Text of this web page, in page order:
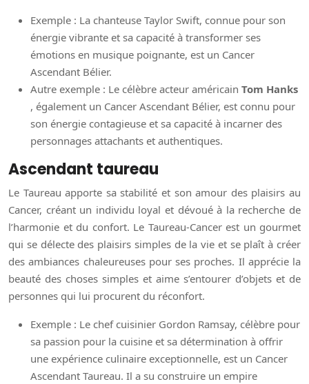
Exemple : La chanteuse Taylor Swift, connue pour son
énergie vibrante et sa capacité à transformer ses
émotions en musique poignante, est un Cancer
Ascendant Bélier.
Autre exemple : Le célèbre acteur américain Tom Hanks
, également un Cancer Ascendant Bélier, est connu pour
son énergie contagieuse et sa capacité à incarner des
personnages attachants et authentiques.
Ascendant taureau
Le Taureau apporte sa stabilité et son amour des plaisirs au
Cancer, créant un individu loyal et dévoué à la recherche de
l’harmonie et du confort. Le Taureau-Cancer est un gourmet
qui se délecte des plaisirs simples de la vie et se plaît à créer
des ambiances chaleureuses pour ses proches. Il apprécie la
beauté des choses simples et aime s’entourer d’objets et de
personnes qui lui procurent du réconfort.
Exemple : Le chef cuisinier Gordon Ramsay, célèbre pour
sa passion pour la cuisine et sa détermination à offrir
une expérience culinaire exceptionnelle, est un Cancer
Ascendant Taureau. Il a su construire un empire